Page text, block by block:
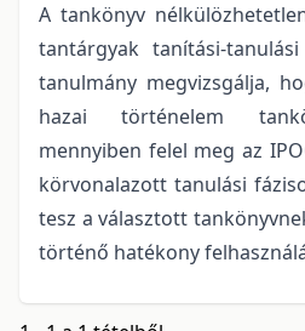
A tankönyv
tantárgyak tanítási-
tanulmány megvizsgálja,
hazai történelem
mennyiben felel meg az
körvonalazott tanulási
tesz a választott
történő hatékony